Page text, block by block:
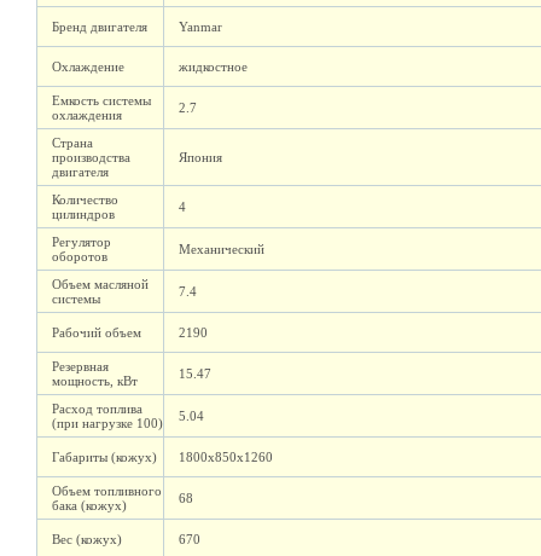
Бренд двигателя Yanmar
Охлаждение жидкостное
Емкость системы
охлаждения
2.7
Страна
производства
двигателя
Япония
Количество
цилиндров
4
Регулятор
оборотов
Механический
Объем масляной
системы
7.4
Рабочий объем 2190
Резервная
мощность, кВт
15.47
Расход топлива
(при нагрузке 100)
5.04
Габариты (кожух) 1800х850х1260
Объем топливного
бака (кожух)
68
Вес (кожух) 670